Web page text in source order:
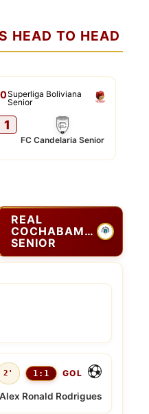
HEAD TO HEAD
Superliga Boliviana
Senior
1
FC Candelaria Senior
REAL
COCHABAMBA
SENIOR
2' 1:1 GOL
Alex Ronald Rodrigues